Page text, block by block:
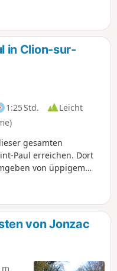
in Clion-sur-
1:25 Std.
Leicht
gesamten
Paul erreichen. Dort
von üppigem
Dann geht es weiter
der Bahnlinie nach
das das
Clion beherbergt, ein
von Jonzac